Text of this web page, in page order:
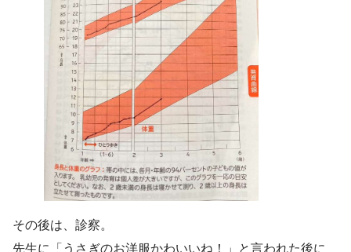
その後は、診察。
先生に「うさぎのお洋服かわいいね！」と言われた後に